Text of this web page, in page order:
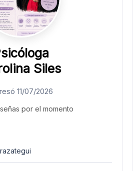
Siles
11/07/2026
por el momento